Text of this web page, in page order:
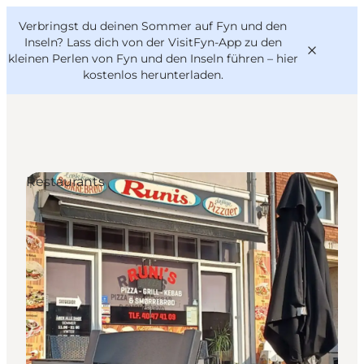
Verbringst du deinen Sommer auf Fyn und den
Inseln? Lass dich von der VisitFyn-App zu den
kleinen Perlen von Fyn und den Inseln führen – hier
kostenlos herunterladen.
Reise Ideen
Outdoor & bike
Essen & trinken
Übernachtung
VisitFyn
Deutsch
Restaurants